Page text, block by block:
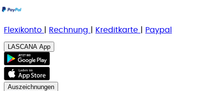
Flexikonto Rechnung Kreditkarte Paypal
LASCANA App
Auszeichnungen